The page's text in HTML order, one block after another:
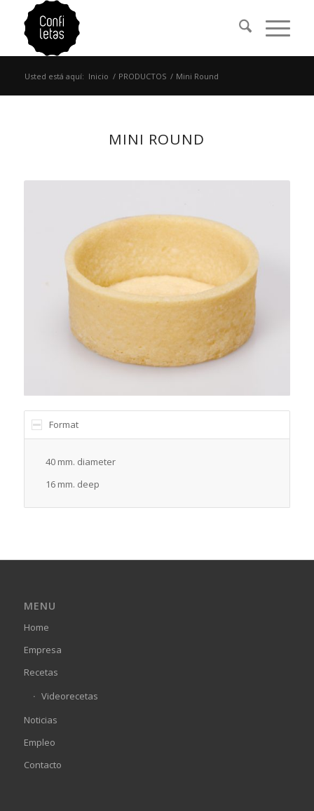
Usted está aquí: Inicio / PRODUCTOS / Mini Round
MINI ROUND
Format
40 mm. diameter
16 mm. deep
MENU
Home
Empresa
Recetas
Videorecetas
Noticias
Empleo
Contacto